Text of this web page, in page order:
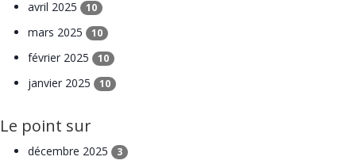
avril 2025 10
mars 2025 10
février 2025 10
janvier 2025 10
Le point sur
décembre 2025 3